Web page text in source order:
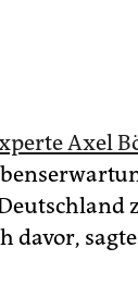
Axel
davor,